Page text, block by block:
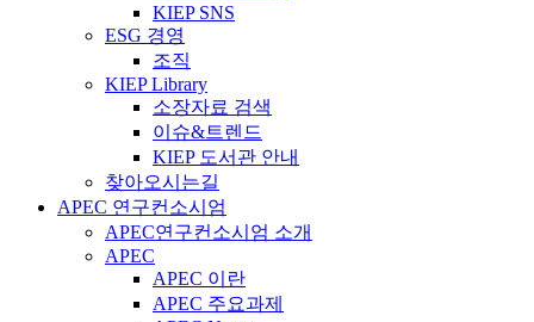
KIEP SNS
ESG 경영
조직
KIEP Library
소장자료 검색
이슈&트렌드
KIEP 도서관 안내
찾아오시는길
APEC 연구컨소시엄
APEC연구컨소시엄 소개
APEC
APEC 이란
APEC 주요과제